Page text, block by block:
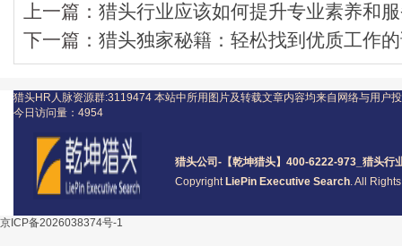
上一篇： 猎头行业应该如何提升专业素养和
下一篇： 猎头独家秘籍：轻松找到优质工作
猎头公司 -【乾坤猎头】400-6222-973_ 猎头行
Copyright LiePin Executive Search. All
猎头HR人脉资源群:3119474 本站中所用图片及转载文章内容均来自网络与用户
今日访问量： 4954
京ICP备2026038374号-1